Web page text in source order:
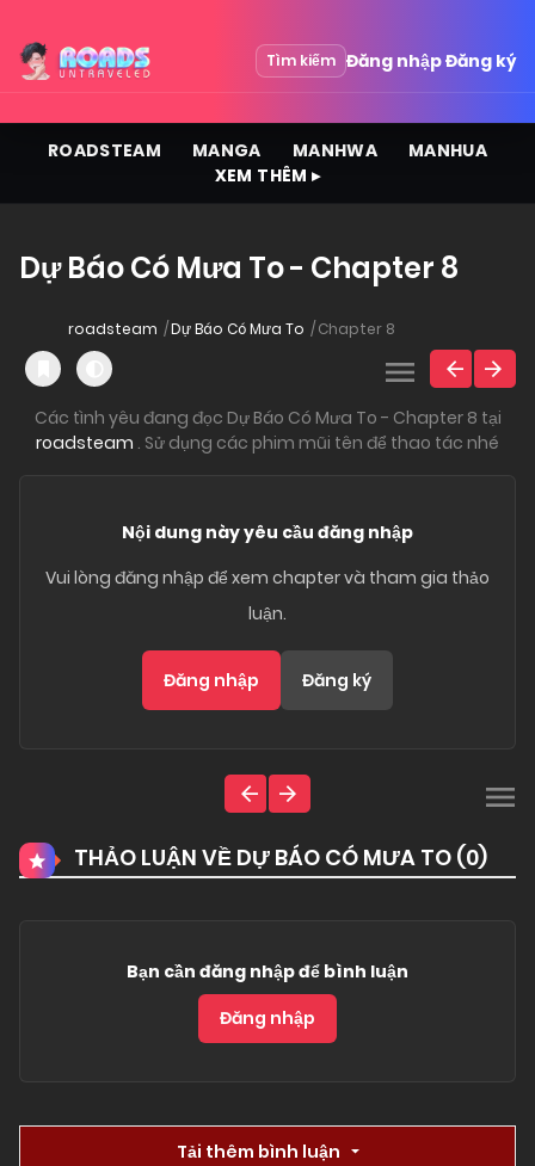
Tìm kiếm Đăng nhậpĐăng ký
ROADSTEAM MANGA MANHWA
MANHUA
XEM THÊM ▸
Dự Báo Có Mưa To - Chapter 8
roadsteam Dự Báo Có Mưa To Chapter 8
Các tình yêu đang đọc Dự Báo Có Mưa To - Chapter 8 tại
roadsteam . Sử dụng các phim mũi tên để thao tác nhé
Nội dung này yêu cầu đăng nhập
Vui lòng đăng nhập để xem chapter và tham gia thảo
luận.
Đăng nhập Đăng ký
THẢO LUẬN VỀ DỰ BÁO CÓ MƯA TO (0)
Bạn cần đăng nhập để bình luận
Đăng nhập
Tải thêm bình luận